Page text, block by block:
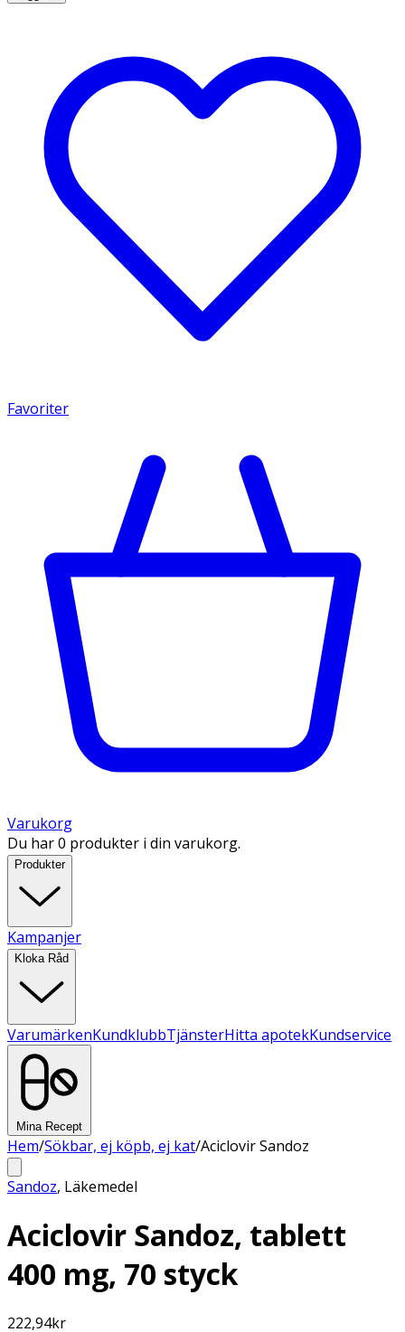
Favoriter
Varukorg
Du har 0 produkter i din varukorg.
Produkter
Kampanjer
Kloka Råd
VarumärkenKundklubbTjänsterHitta apotekKundservice
Mina Recept
Hem/Sökbar, ej köpb, ej kat/Aciclovir Sandoz
Sandoz, Läkemedel
Aciclovir Sandoz, tablett
400 mg, 70 styck
222,94kr